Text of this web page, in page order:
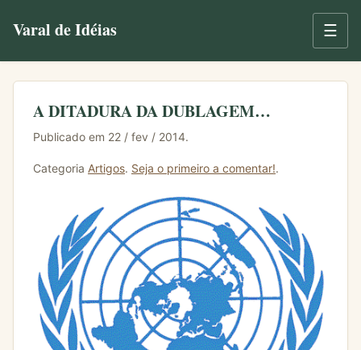
Varal de Idéias ☰
A DITADURA DA DUBLAGEM…
Publicado em 22 / fev / 2014.
Categoria Artigos. Seja o primeiro a comentar!.